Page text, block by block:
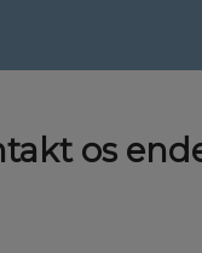
os